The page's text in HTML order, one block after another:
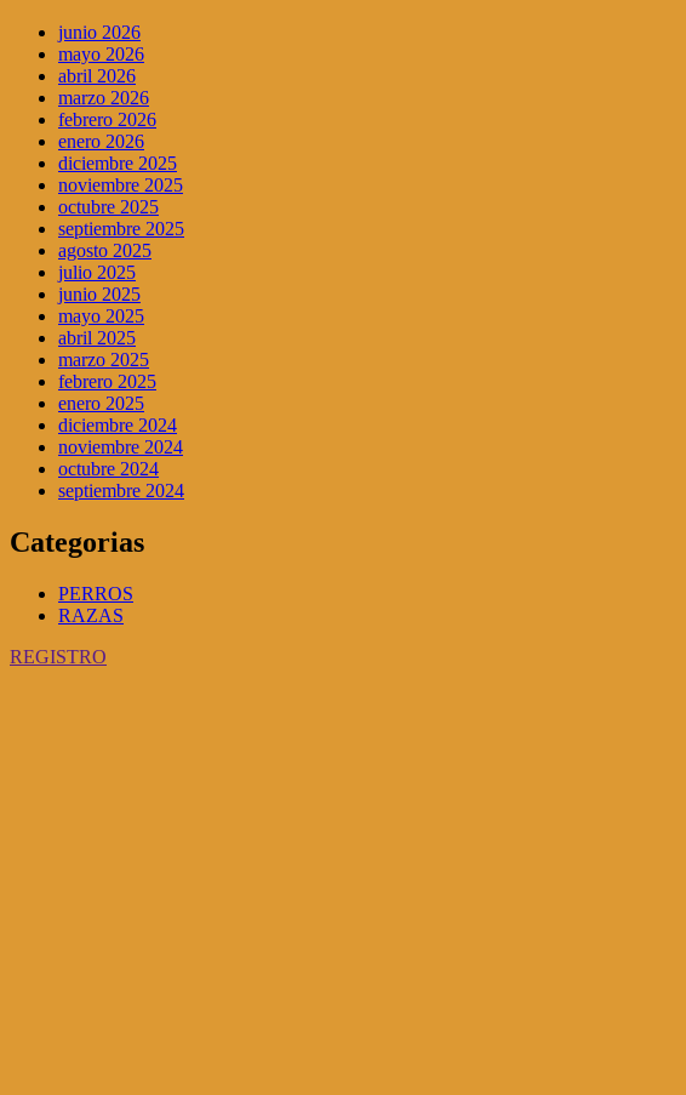
junio 2026
mayo 2026
abril 2026
marzo 2026
febrero 2026
enero 2026
diciembre 2025
noviembre 2025
octubre 2025
septiembre 2025
agosto 2025
julio 2025
junio 2025
mayo 2025
abril 2025
marzo 2025
febrero 2025
enero 2025
diciembre 2024
noviembre 2024
octubre 2024
septiembre 2024
Categorias
PERROS
RAZAS
REGISTRO